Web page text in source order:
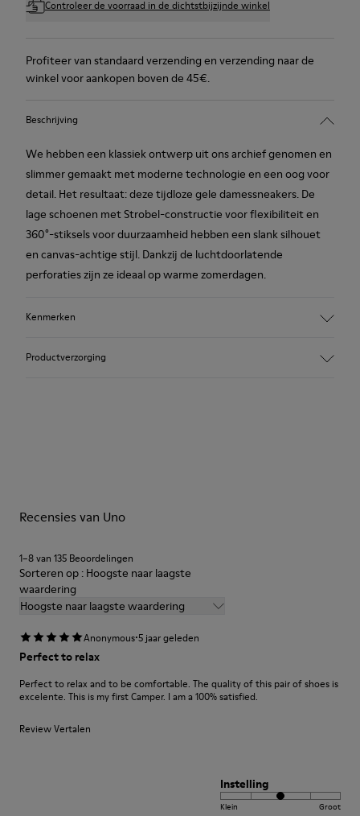
Controleer de voorraad in de dichtstbijzijnde winkel
Profiteer van standaard verzending en verzending naar de
winkel voor aankopen boven de 45€.
Beschrijving
We hebben een klassiek ontwerp uit ons archief genomen en
slimmer gemaakt met moderne technologie en een oog voor
detail. Het resultaat: deze tijdloze gele damessneakers. De
lage schoenen met Strobel-constructie voor flexibiliteit en
360°-stiksels voor duurzaamheid hebben een slank silhouet
en canvas-achtige stijl. Dankzij de luchtdoorlatende
perforaties zijn ze ideaal op warme zomerdagen.
Kenmerken
Productverzorging
Gedetailleerde instructies over schoenverzorging en
Recensies van Uno
1–8 van 135 Beoordelingen
Sorteren op : Hoogste naar laagste
waardering
Hoogste naar laagste waardering
Anonymous·5 jaar geleden
Perfect to relax
Perfect to relax and to be comfortable. The quality of this pair of shoes is
excelente. This is my first Camper. I am a 100% satisfied.
Review Vertalen
Instelling
Klein Groot